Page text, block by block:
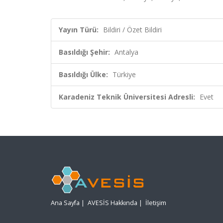
Yayın Türü: Bildiri / Özet Bildiri
Basıldığı Şehir: Antalya
Basıldığı Ülke: Türkiye
Karadeniz Teknik Üniversitesi Adresli: Evet
Ana Sayfa | AVESİS Hakkında | İletişim